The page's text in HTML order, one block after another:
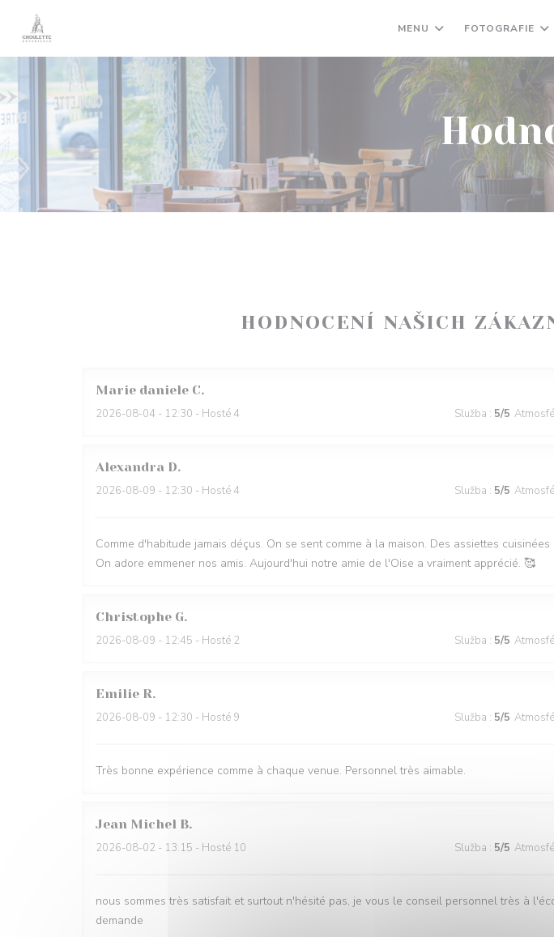
Panel pro správu cookies
MENU FOTOGRAFIE
HODNOCENÍ NAŠICH
Marie daniele C
2026-08-04 - 12:30 - Hosté 4 Služba : 5/5
Alexandra D
2026-08-09 - 12:30 - Hosté 4 Služba : 5/5
Comme d'habitude jamais déçus. On se sent comme à la maison. Des assiettes
On adore emmener nos amis. Aujourd'hui notre amie de l'Oise a vraiment apprécié. 🥰
Christophe G
2026-08-09 - 12:45 - Hosté 2 Služba : 5/5
Emilie R
2026-08-09 - 12:30 - Hosté 9 Služba : 5/5
Très bonne expérience comme à chaque venue. Personnel très aimable.
Jean Michel B
2026-08-02 - 13:15 - Hosté 10 Služba : 5/5
nous sommes très satisfait et surtout n'hésité pas, je vous le conseil personnel très à
demande